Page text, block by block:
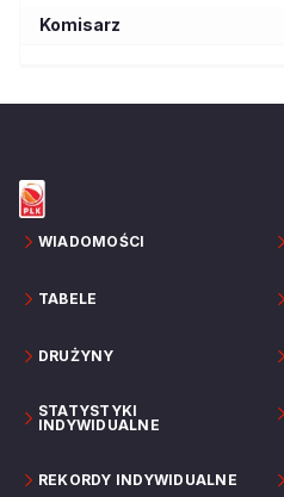
Komisarz
WIADOMOŚCI
TABELE
DRUŻYNY
STATYSTYKI
INDYWIDUALNE
REKORDY INDYWIDUALNE